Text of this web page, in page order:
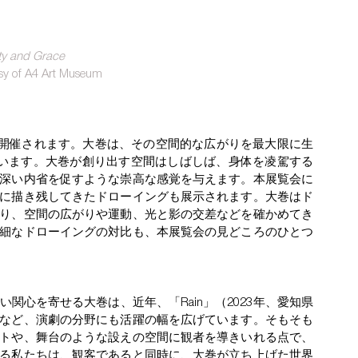
and Grace
of A4 Art Museum
催されます。大巻は、その空間的な広がりを最大限に生
す。大巻が創り出す空間はしばしば、身体を凌駕する
い内省を促すような崇高な感覚を与えます。本展覧会に
描き残してきたドローイングも展示されます。大巻はド
、空間の広がりや運動、光と影の交差などを確かめてき
なドローイングの対比も、本展覧会の見どころのひとつ
関心を寄せる大巻は、近年、「Rain」（2023年、愛知県
ど、演劇の分野にも活躍の幅を広げています。そもそも
や、舞台のような設えの空間に観者を導きいれる点で、